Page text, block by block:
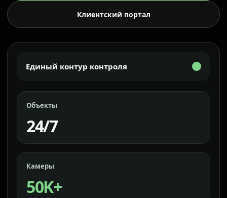
Клиентский портал
Единый контур контроля
Объекты
24/7
Камеры
50K+